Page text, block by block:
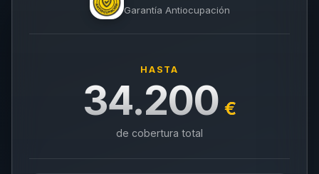
Garantía Antiocupación
HASTA
34.200 €
de cobertura total